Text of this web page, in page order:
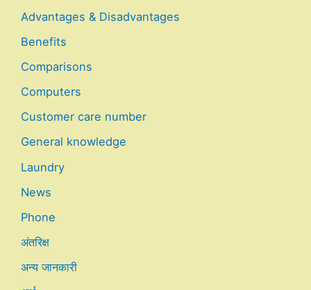
Advantages & Disadvantages
Benefits
Comparisons
Computers
Customer care number
General knowledge
Laundry
News
Phone
अंतरिक्ष
अन्य जानकारी